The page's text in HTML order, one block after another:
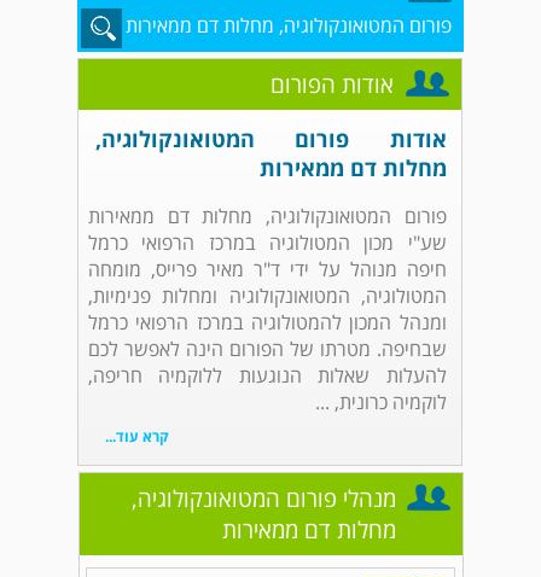
פורום המטואונקולוגיה, מחלות דם ממאירות
אודות הפורום
אודות פורום המטואונקולוגיה,
מחלות דם ממאירות
פורום המטואונקולוגיה, מחלות דם ממאירות
שע"י מכון המטולוגיה במרכז הרפואי כרמל
חיפה מנוהל על ידי ד"ר מאיר פרייס, מומחה
המטולוגיה, המטואונקולוגיה ומחלות פנימיות,
ומנהל המכון להמטולוגיה במרכז הרפואי כרמל
שבחיפה. מטרתו של הפורום הינה לאפשר לכם
להעלות שאלות הנוגעות ללוקמיה חריפה,
לוקמיה כרונית, ...
קרא עוד...
מנהלי פורום המטואונקולוגיה,
מחלות דם ממאירות